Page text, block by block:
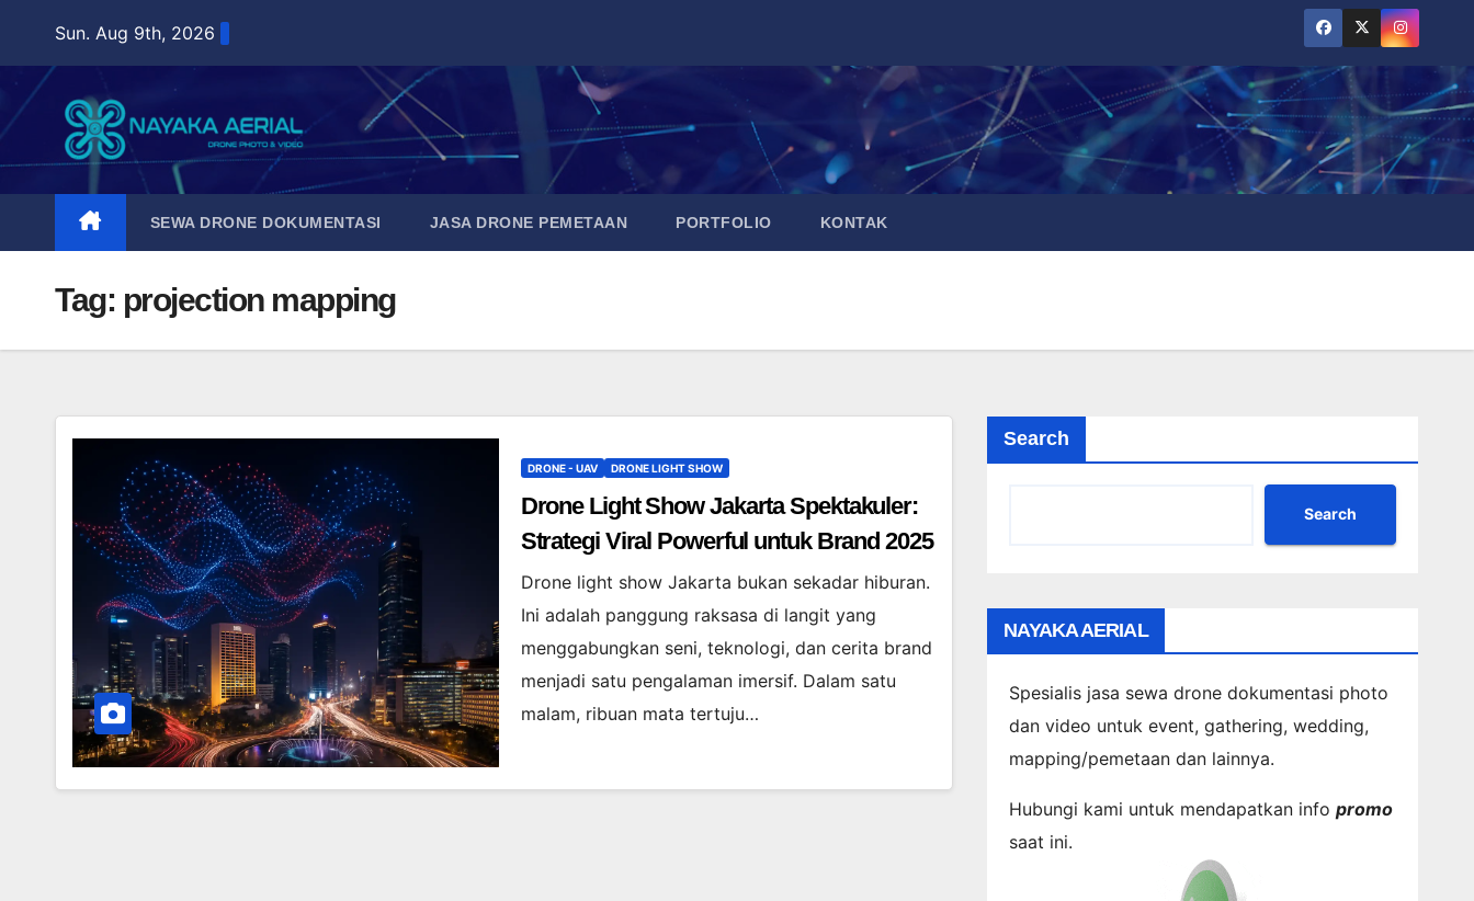
content
Sun. Aug 9th, 2026
SEWA DRONE DOKUMENTASI JASA DRONE PEMETAAN PORTFOLIO KONTAK
Tag: projection mapping
DRONE - UAV DRONE LIGHT SHOW
Drone Light Show Jakarta Spektakuler:
Strategi Viral Powerful untuk Brand 2025
Drone light show Jakarta bukan sekadar hiburan.
Ini adalah panggung raksasa di langit yang
menggabungkan seni, teknologi, dan cerita brand
menjadi satu pengalaman imersif. Dalam satu
malam, ribuan mata tertuju…
Search
Search
NAYAKA AERIAL
Spesialis jasa sewa drone dokumentasi photo
dan video untuk event, gathering, wedding,
mapping/pemetaan dan lainnya.
Hubungi kami untuk mendapatkan infopromo
saat ini.